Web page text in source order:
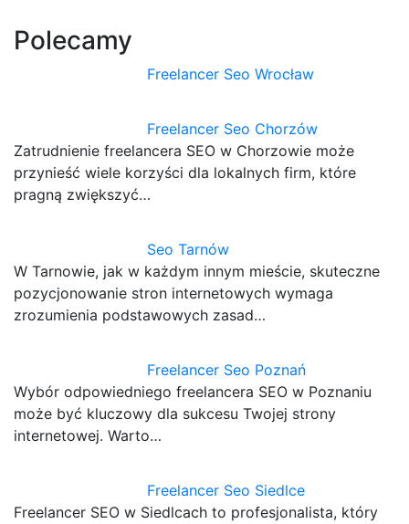
Polecamy
Freelancer Seo Wrocław
Freelancer Seo Chorzów
Zatrudnienie freelancera SEO w Chorzowie może
przynieść wiele korzyści dla lokalnych firm, które
pragną zwiększyć…
Seo Tarnów
W Tarnowie, jak w każdym innym mieście, skuteczne
pozycjonowanie stron internetowych wymaga
zrozumienia podstawowych zasad…
Freelancer Seo Poznań
Wybór odpowiedniego freelancera SEO w Poznaniu
może być kluczowy dla sukcesu Twojej strony
internetowej. Warto…
Freelancer Seo Siedlce
Freelancer SEO w Siedlcach to profesjonalista, który